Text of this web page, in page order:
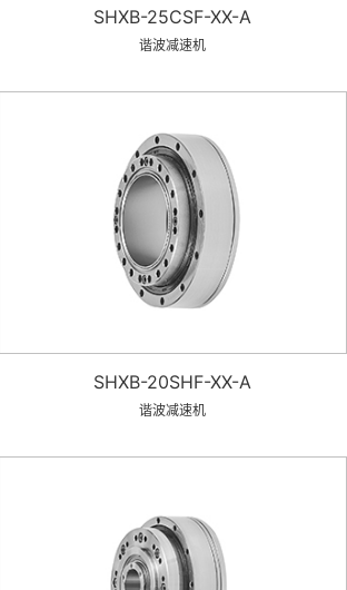
SHXB-25CSF-XX-A
谐波减速机
SHXB-20SHF-XX-A
谐波减速机